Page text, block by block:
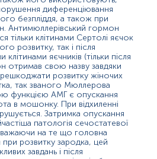
та / або
Для аналізу
крові з вени. Тест не
але зразок зазвичай
призначається для: -
таких симптомів як
безпліддя; - жінок -
фізіологічних
надлишку волосся на тілі
синдрому полікістозних
причину затримки або
- для моніторингу
осіб, які
диференціювання
безпліддя, а також при
Антимюллерівський гормон
тільки клітинами Сертолі яєчок
розвитку, так і після
яєчників (тільки після
отримав свою назву завдяки
розвитку жіночих
так званого Мюллерова
функцією АМГ є опускання
в мошонку. При відхиленні
Затримка опускання
патологія сечостатевої
на те що головна
при розвитку зародка, цей
завдань і після